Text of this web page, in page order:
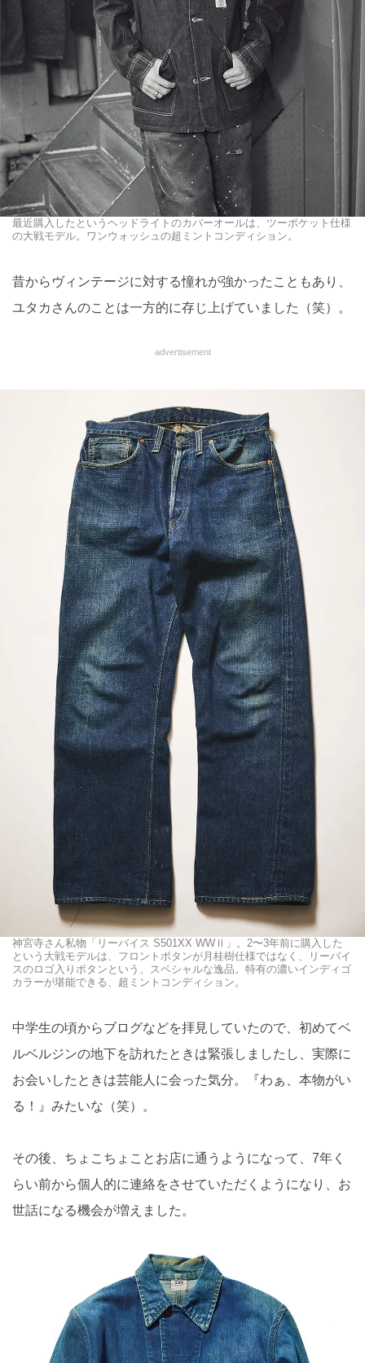
最近購入したというヘッドライトのカバーオールは、ツーポケット仕様
の大戦モデル。ワンウォッシュの超ミントコンディション。
昔からヴィンテージに対する憧れが強かったこともあり、
ユタカさんのことは一方的に存じ上げていました（笑）。
advertisement
神宮寺さん私物「リーバイス S501XX WWⅡ」。2〜3年前に購入した
という大戦モデルは、フロントボタンが月桂樹仕様ではなく、リーバイ
スのロゴ入りボタンという、スペシャルな逸品。特有の濃いインディゴ
カラーが堪能できる、超ミントコンディション。
中学生の頃からブログなどを拝見していたので、初めてベ
ルベルジンの地下を訪れたときは緊張しましたし、実際に
お会いしたときは芸能人に会った気分。『わぁ、本物がい
る！』みたいな（笑）。
その後、ちょこちょことお店に通うようになって、7年く
らい前から個人的に連絡をさせていただくようになり、お
世話になる機会が増えました。